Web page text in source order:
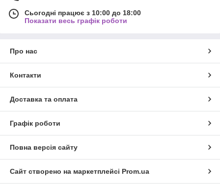
Сьогодні працює з 10:00 до 18:00
Показати весь графік роботи
Про нас
Контакти
Доставка та оплата
Графік роботи
Повна версія сайту
Сайт створено на маркетплейсі Prom.ua